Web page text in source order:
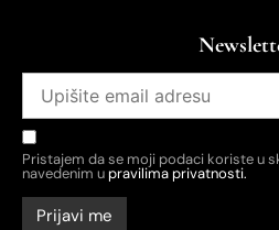
Pristajem da se moji podaci koriste u
navedenim upravilima privatnosti.